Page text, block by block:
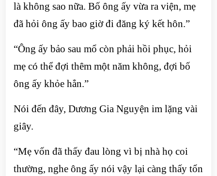
là không sao nữa. Bố ông ấy vừa ra viện, mẹ
đã hỏi ông ấy bao giờ đi đăng ký kết hôn.”
“Ông ấy bảo sau mổ còn phải hồi phục, hỏi
mẹ có thể đợi thêm một năm không, đợi bố
ông ấy khỏe hẳn.”
Nói đến đây, Dương Gia Nguyện im lặng vài
giây.
“Mẹ vốn đã thấy đau lòng vì bị nhà họ coi
thường, nghe ông ấy nói vậy lại càng thấy tổn